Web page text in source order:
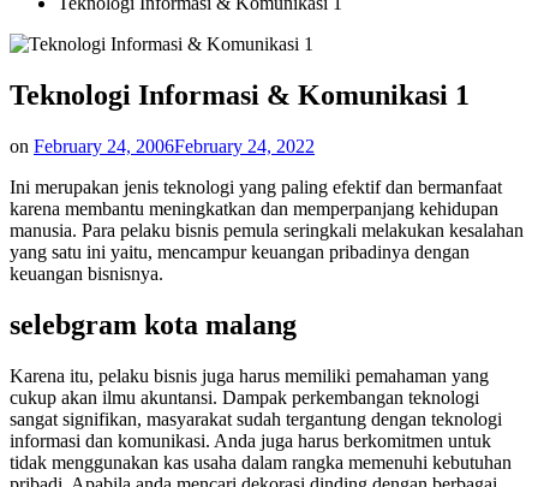
Teknologi Informasi & Komunikasi 1
on February 24, 2006February 24, 2022
Ini merupakan jenis teknologi yang paling efektif dan bermanfaat
karena membantu meningkatkan dan memperpanjang kehidupan
manusia. Para pelaku bisnis pemula seringkali melakukan kesalahan
yang satu ini yaitu, mencampur keuangan pribadinya dengan
keuangan bisnisnya.
selebgram kota malang
Karena itu, pelaku bisnis juga harus memiliki pemahaman yang
cukup akan ilmu akuntansi. Dampak perkembangan teknologi
sangat signifikan, masyarakat sudah tergantung dengan teknologi
informasi dan komunikasi. Anda juga harus berkomitmen untuk
tidak menggunakan kas usaha dalam rangka memenuhi kebutuhan